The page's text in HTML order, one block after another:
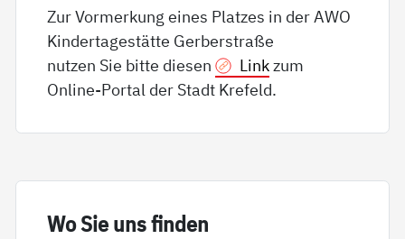
Zur Vormerkung eines Platzes in der AWO
Kindertagestätte Gerberstraße
nutzen Sie bitte diesen
Linkzum
Online-Portal der Stadt Krefeld.
Wo Sie uns fin­den